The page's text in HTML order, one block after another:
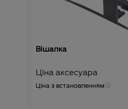
Вішалка
Ціна аксесуара
Ціна з встановленням